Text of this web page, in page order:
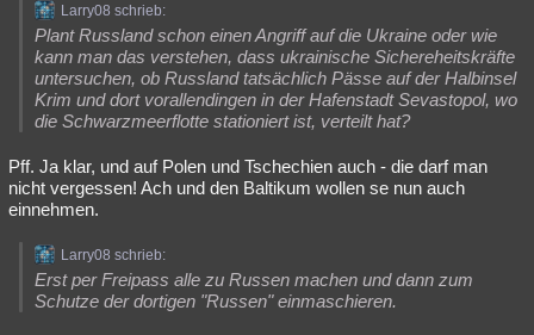
Larry08 schrieb:
Plant Russland schon einen Angriff auf die Ukraine oder wie
kann man das verstehen, dass ukrainische Sichereheitskräfte
untersuchen, ob Russland tatsächlich Pässe auf der Halbinsel
Krim und dort vorallendingen in der Hafenstadt Sevastopol, wo
die Schwarzmeerflotte stationiert ist, verteilt hat?
Pff. Ja klar, und auf Polen und Tschechien auch - die darf man
nicht vergessen! Ach und den Baltikum wollen se nun auch
einnehmen.
Larry08 schrieb:
Erst per Freipass alle zu Russen machen und dann zum
Schutze der dortigen "Russen" einmaschieren.